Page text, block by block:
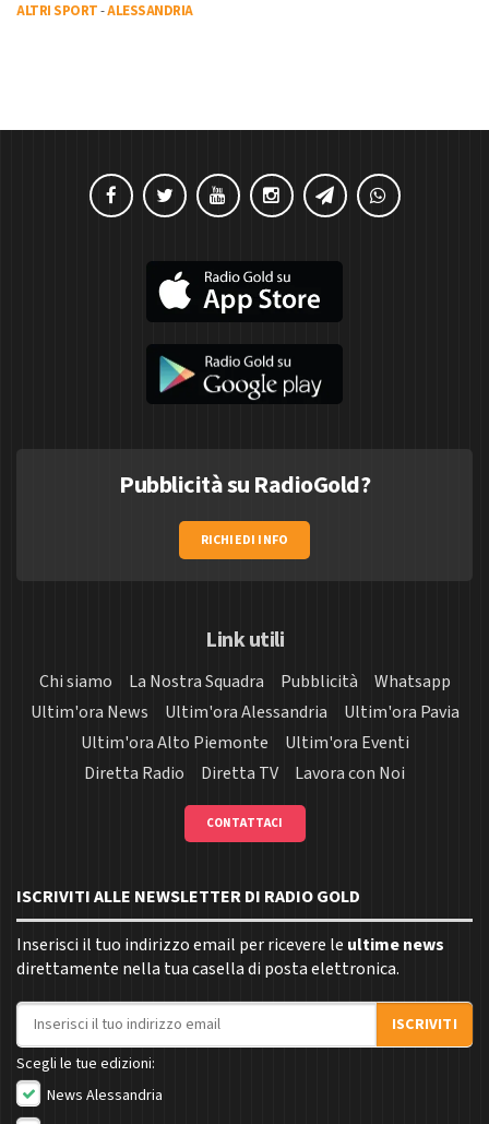
ALTRI SPORT-ALESSANDRIA
Pubblicità su RadioGold?
RICHIEDI INFO
Link utili
Chi siamo La Nostra Squadra Pubblicità
Whatsapp
Ultim'ora News
Ultim'ora Alessandria
Ultim'ora Pavia
Ultim'ora Alto Piemonte
Ultim'ora Eventi
Diretta Radio
Diretta TV Lavora con Noi
CONTATTACI
ISCRIVITI ALLE NEWSLETTER DI RADIO GOLD
Inserisci il tuo indirizzo email per ricevere le ultime news
direttamente nella tua casella di posta elettronica.
Indirizzo email
ISCRIVITI
Scegli le tue edizioni:
News Alessandria